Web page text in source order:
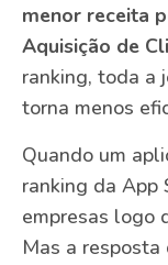
menor receita
Aquisição de
ranking, toda a
torna menos
Quando um
ranking da App
empresas logo
Mas a